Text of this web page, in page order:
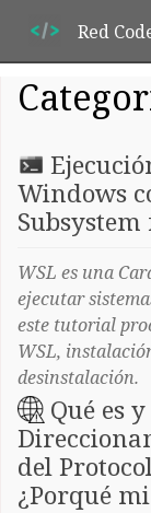
Red
Windows
WSL es una
ejecutar
este tutorial
WSL,
desinstalación.
Qué es
del
¿Porqué